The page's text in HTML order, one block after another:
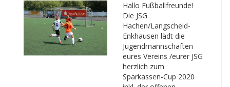
Hallo Fußballfreunde!
Die JSG
Hachen/Langscheid-
Enkhausen lädt die
Jugendmannschaften
eures Vereins /eurer JSG
herzlich zum
Sparkassen-Cup 2020